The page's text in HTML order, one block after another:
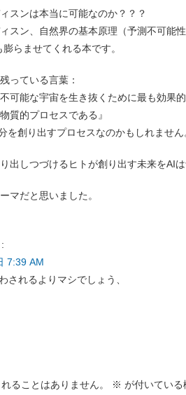
スンは本当に可能なのか？？？
スン、自然界の基本原理（予測不可能
らませてくれる本です。
っている言葉：
不可能な宇宙を生き抜くために最も効果
質的プロセスである』
を創り出すプロセスなのかもしれません
出しつづけるヒトが創り出す未来をAI
マだと思いました。
7:39 AM
されるよりマシでしょう、
ることはありません。 ※ が付いてい